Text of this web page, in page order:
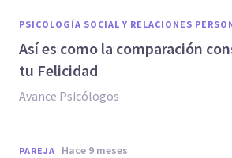
PSICOLOGÍA SOCIAL Y RELACIONES
Así es como la comparación
tu Felicidad
Avance Psicólogos
PAREJA hace 9 meses